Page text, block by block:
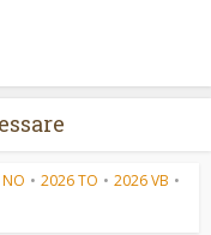
• 2026 TO • 2026 VB •